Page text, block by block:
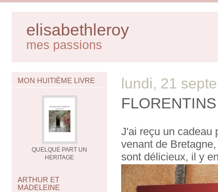
elisabethleroy
mes passions
MON HUITIÈME LIVRE
QUELQUE PART UN
HERITAGE
ARTHUR ET
MADELEINE
lundi, 21
FLORENTINS
J'ai reçu un cadeau
venant de
sont délicieux, il y